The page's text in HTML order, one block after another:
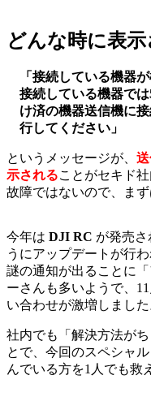
どんな時に表
「接続している機器
接続している機器で
け済の機器送信機に
行してください」
というメッセージが、
示されることがセキド
故障ではないので、ま
今年は DJI RC が発売さ
うにアップデートが行
謎の通知が出ることに
ーさんも多いようで、
い合わせが激増しました
社内でも「解決方法が
とで、今回のスペシャ
んでいる方を1人でも救